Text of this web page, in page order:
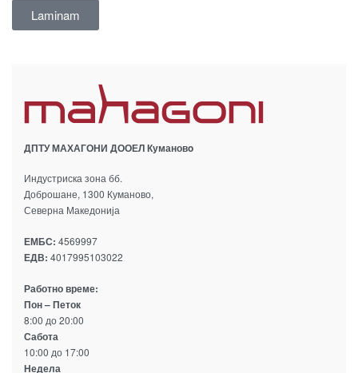
Laminam
ДПТУ МАХАГОНИ ДООЕЛ Кумановo
Индустриска зона бб.
Доброшане, 1300 Куманово,
Северна Македонија
ЕМБС: 4569997
ЕДВ: 4017995103022
Работно време:
Пон – Петок
8:00 до 20:00
Сабота
10:00 до 17:00
Недела